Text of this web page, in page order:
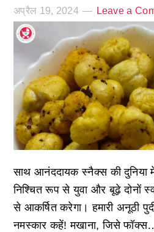
अप्रैल 19, 2024 Leave a
साथ आनंददायक स्नैक्स की दुनिया
निश्चित रूप से युवा और बूढ़े दोनों
से आकर्षित करेगा। हमारी अनूठी
नमस्कार कहें! मखाना, जिसे